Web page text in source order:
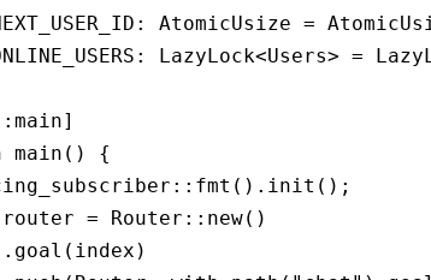
: AtomicUsize =
: LazyLock<Users> =
main]
main () {
:: fmt () . init ();
router = Router :: new()
goal (index)